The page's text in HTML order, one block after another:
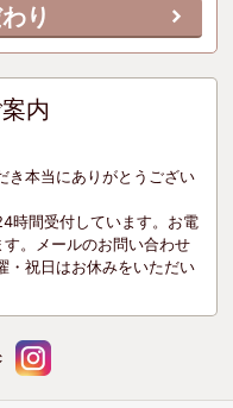
り
内
き本当にありがとうござい
時間受付しています。お電
。メールのお問い合わせ
・祝日はお休みをいただい